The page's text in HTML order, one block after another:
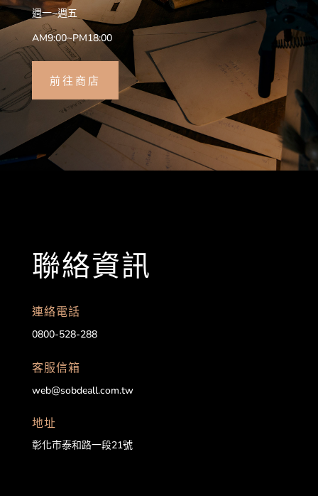
週一~週五
AM9:00~PM18:00
前往商店
聯絡資訊
連絡電話
0800-528-288
客服信箱
web@sobdeall.com.tw
地址
彰化市泰和路一段21號